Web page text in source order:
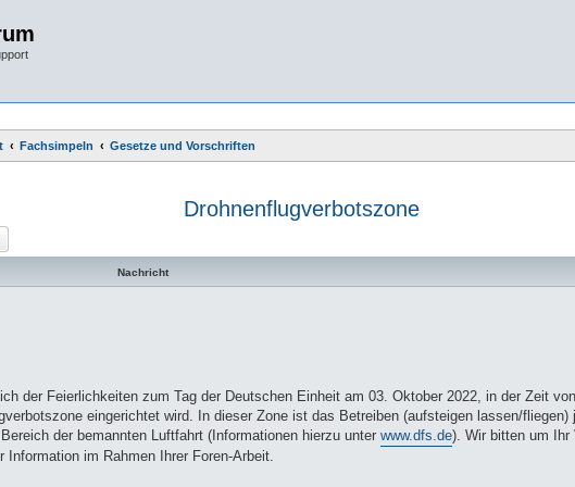
Fachsimpeln
Gesetze und Vorschriften
Drohnenflugverbotszone
Nachricht
der Feierlichkeiten zum Tag der Deutschen Einheit am 03. Oktober 2022, in der Zeit
eingerichtet wird. In dieser Zone ist das Betreiben (aufsteigen lassen/fliegen)
der bemannten Luftfahrt (Informationen hierzu unter www.dfs.de). Wir bitten um Ihr
im Rahmen Ihrer Foren-Arbeit.